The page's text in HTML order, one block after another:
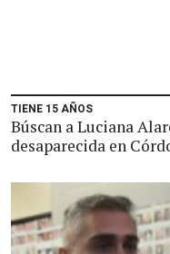
TIENE 15 AÑOS
Búscan a Luciana
desaparecida en